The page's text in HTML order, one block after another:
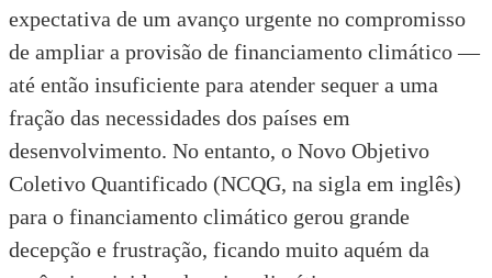
expectativa de um avanço urgente no compromisso
de ampliar a provisão de financiamento climático —
até então insuficiente para atender sequer a uma
fração das necessidades dos países em
desenvolvimento. No entanto, o Novo Objetivo
Coletivo Quantificado (NCQG, na sigla em inglês)
para o financiamento climático gerou grande
decepção e frustração, ficando muito aquém da